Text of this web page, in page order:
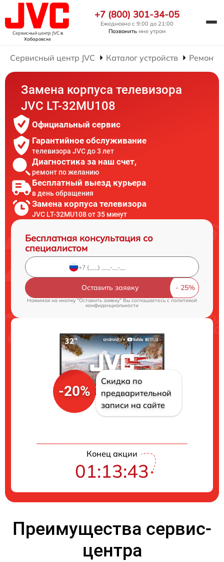
Сервисный центр JVCв
Хабаровске
+7 (800) 301-34-05
Ежедневно с 9:00 до 21:00
Позвонить мне утром
Сервисный центр JVC Каталог устройств Ремонт
Замена корпуса телевизора
JVC LT-32MU108
Официальный сервис
Гарантийное обслуживание
телевизора JVC до 3 лет
Диагностика за наш счет,
ремонт по желанию
Бесплатный выезд курьера
в день обращения
Замена корпуса телевизора
JVC LT-32MU108 от 35 минут
Бесплатная консультация со
специалистом
Оставить заявку
Нажимая на кнопку "Оставить заявку" Вы соглашаетесь cполитикой
конфиденциальности
-20%
Скидка по
предварительной
записи на сайте
Конец акции
01:13:42
Преимущества сервис-
центра